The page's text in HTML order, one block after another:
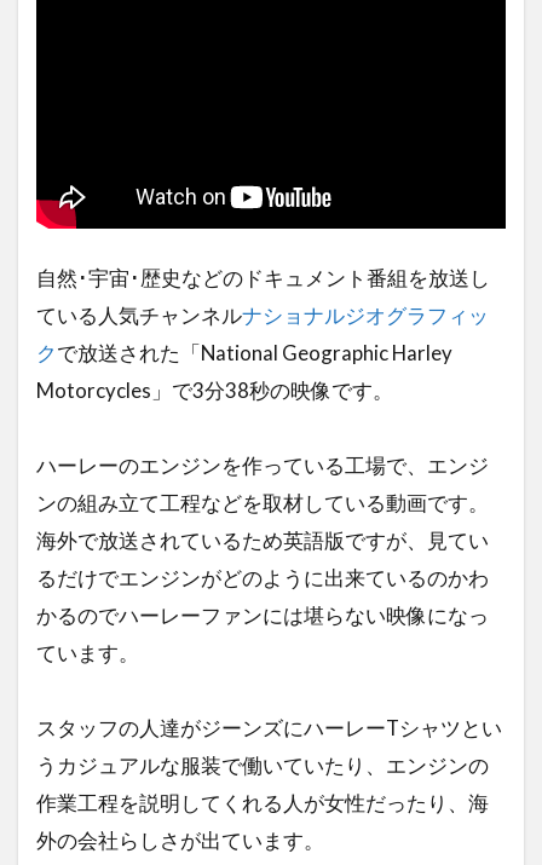
自然･宇宙･歴史などのドキュメント番組を放送し
ている人気チャンネルナショナルジオグラフィッ
クで放送された「National Geographic Harley
Motorcycles」で3分38秒の映像です。
ハーレーのエンジンを作っている工場で、エンジ
ンの組み立て工程などを取材している動画です。
海外で放送されているため英語版ですが、見てい
るだけでエンジンがどのように出来ているのかわ
かるのでハーレーファンには堪らない映像になっ
ています。
スタッフの人達がジーンズにハーレーTシャツとい
うカジュアルな服装で働いていたり、エンジンの
作業工程を説明してくれる人が女性だったり、海
外の会社らしさが出ています。